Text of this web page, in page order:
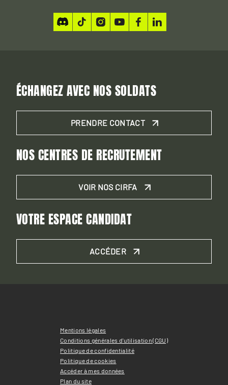
ÉCHANGEZ AVEC NOS SOLDATS
PRENDRE CONTACT
NOS CENTRES DE RECRUTEMENT
VOIR NOS CIRFA
VOTRE ESPACE CANDIDAT
ACCÉDER
Mentions légales
Conditions générales d'utilisation (CGU)
Politique de confidentialité
Politique de cookies
Accéder à mes données
Plan du site